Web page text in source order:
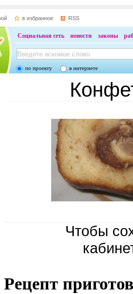
в избранное RSS
Социальная сеть новости законы
по проекту в интернете
Чтобы
Рецепт